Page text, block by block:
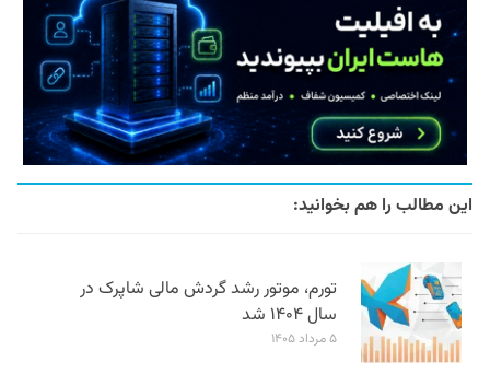
این مطالب را هم بخوانید:
تورم، موتور رشد گردش مالی شاپرک در
سال ۱۴۰۴ شد
۵ مرداد ۱۴۰۵